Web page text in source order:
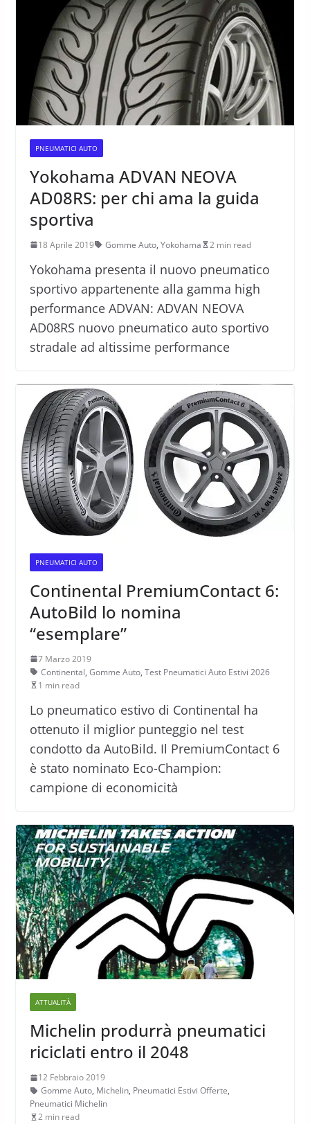
PNEUMATICI AUTO
Yokohama ADVAN NEOVA
AD08RS: per chi ama la guida
sportiva
18 Aprile 2019 Gomme Auto, Yokohama 2 min read
Yokohama presenta il nuovo pneumatico
sportivo appartenente alla gamma high
performance ADVAN: ADVAN NEOVA
AD08RS nuovo pneumatico auto sportivo
stradale ad altissime performance
PNEUMATICI AUTO
Continental PremiumContact 6:
AutoBild lo nomina
“esemplare”
7 Marzo 2019
Continental, Gomme Auto, Test Pneumatici Auto Estivi 2026
1 min read
Lo pneumatico estivo di Continental ha
ottenuto il miglior punteggio nel test
condotto da AutoBild. Il PremiumContact 6
è stato nominato Eco-Champion:
campione di economicità
ATTUALITÀ
Michelin produrrà pneumatici
riciclati entro il 2048
12 Febbraio 2019
Gomme Auto, Michelin, Pneumatici Estivi Offerte,
Pneumatici Michelin
2 min read